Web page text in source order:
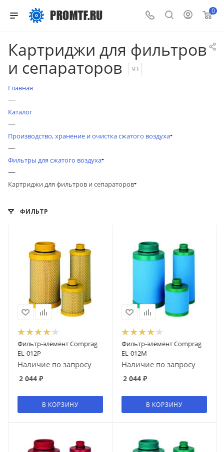
0
Картриджи для фильтров
и сепараторов
93
Главная
—
Каталог
—
Производство, хранение и очистка сжатого воздуха
—
Фильтры для сжатого воздуха
—
Картриджи для фильтров и сепараторов
ФИЛЬТР
Фильтр-элемент Comprag
EL-012P
Наличие по запросу
2 044 ₽
В КОРЗИНУ
Фильтр-элемент Comprag
EL-012M
Наличие по запросу
2 044 ₽
В КОРЗИНУ